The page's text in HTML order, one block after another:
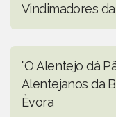
Vindimadores
"O Alentejo dá
Alentejanos da
Èvora